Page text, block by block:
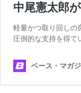
中尾憲太郎
軽量かつ取り回しの
圧倒的な支持を得て
ベース・マガ